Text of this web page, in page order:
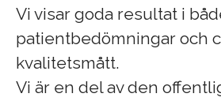
Vi visar goda resultat i
patientbedömningar och
kvalitetsmått.
Vi är en del av den